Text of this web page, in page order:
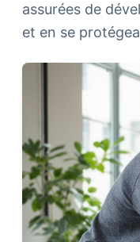
assurées de
et en se